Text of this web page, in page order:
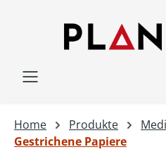
Home Produkte
Gestrichene Papiere